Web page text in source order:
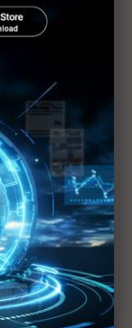
HBM霸主爆
營收展現底氣
士新設備訂
16層HBM3E
向成關鍵